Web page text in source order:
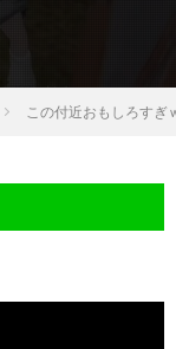
この付近おもしろすぎ